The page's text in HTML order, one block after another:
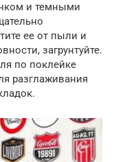
и темными
ее от пыли и
загрунтуйте.
по поклейке
разглаживания